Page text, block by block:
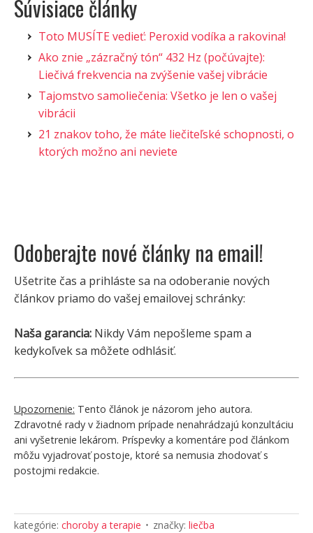
Súvisiace články
Toto MUSÍTE vedieť: Peroxid vodíka a rakovina!
Ako znie „zázračný tón“ 432 Hz (počúvajte):
Liečivá frekvencia na zvýšenie vašej vibrácie
Tajomstvo samoliečenia: Všetko je len o vašej
vibrácii
21 znakov toho, že máte liečiteľské schopnosti, o
ktorých možno ani neviete
Odoberajte nové články na email!
Ušetrite čas a prihláste sa na odoberanie nových
článkov priamo do vašej emailovej schránky:
Naša garancia: Nikdy Vám nepošleme spam a
kedykoľvek sa môžete odhlásiť.
Upozornenie: Tento článok je názorom jeho autora.
Zdravotné rady v žiadnom prípade nenahrádzajú konzultáciu
ani vyšetrenie lekárom. Príspevky a komentáre pod článkom
môžu vyjadrovať postoje, ktoré sa nemusia zhodovať s
postojmi redakcie.
kategórie: choroby a terapie značky: liečba